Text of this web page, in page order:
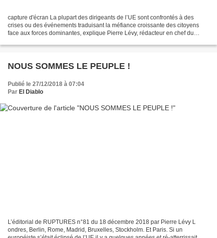
capture d'écran La plupart des dirigeants de l’UE sont confrontés à des
crises ou des événements traduisant la méfiance croissante des citoyens
face aux forces dominantes, explique Pierre Lévy, rédacteur en chef du
NOUS SOMMES LE PEUPLE !
Publié le 27/12/2018 à 07:04
Par El Diablo
L’éditorial de RUPTURES n°81 du 18 décembre 2018 par Pierre Lévy L
ondres, Berlin, Rome, Madrid, Bruxelles, Stockholm. Et Paris. Si un